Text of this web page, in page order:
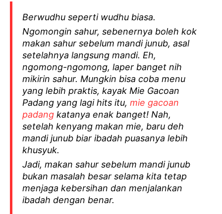
Berwudhu seperti wudhu biasa.
Ngomongin sahur, sebenernya boleh kok
makan sahur sebelum mandi junub, asal
setelahnya langsung mandi. Eh,
ngomong-ngomong, laper banget nih
mikirin sahur. Mungkin bisa coba menu
yang lebih praktis, kayak Mie Gacoan
Padang yang lagi hits itu, mie gacoan
padang katanya enak banget! Nah,
setelah kenyang makan mie, baru deh
mandi junub biar ibadah puasanya lebih
khusyuk.
Jadi, makan sahur sebelum mandi junub
bukan masalah besar selama kita tetap
menjaga kebersihan dan menjalankan
ibadah dengan benar.